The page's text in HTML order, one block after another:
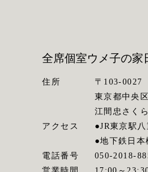
全席個室ウメ子の家
住所
〒103-0027
東京都中央
江間忠さく
アクセス
●JR東京駅
●地下鉄日
電話番号
050-2018-